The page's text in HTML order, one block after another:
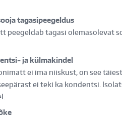
tagasipeegeldus
peegeldab tagasi olemasolevat
ja külmakindel
ei ima niiskust, on see
ei teki ka kondentsi.